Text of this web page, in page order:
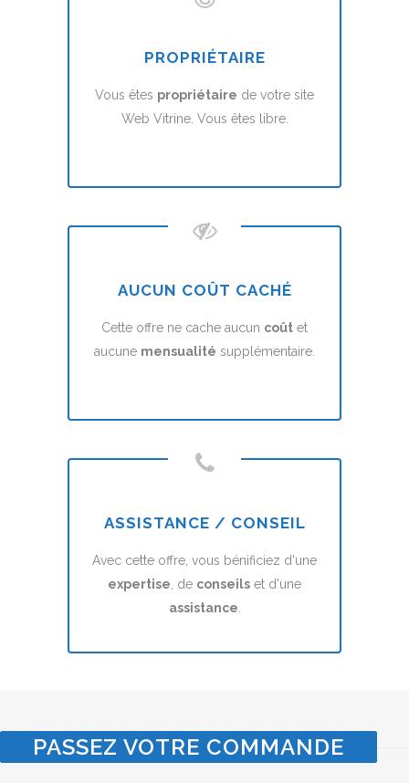
PROPRIÉTAIRE
Vous êtes propriétaire de votre site
Web Vitrine. Vous êtes libre.
AUCUN COÛT CACHÉ
Cette offre ne cache aucun coût et
aucune mensualité supplémentaire.
ASSISTANCE / CONSEIL
Avec cette offre, vous bénificiez d'une
expertise, de conseils et d'une
assistance.
PASSEZ VOTRE COMMANDE